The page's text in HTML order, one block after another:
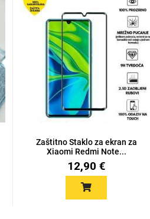
Zaštitno Staklo za ekran za
Xiaomi Redmi Note...
12,90 €